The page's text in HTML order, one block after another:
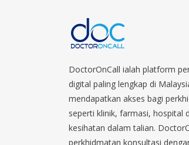
DoctorOnCall ialah platform
digital paling lengkap di
mendapatkan akses bagi
seperti klinik, farmasi, hospital
kesihatan dalam talian.
perkhidmatan konsultasi